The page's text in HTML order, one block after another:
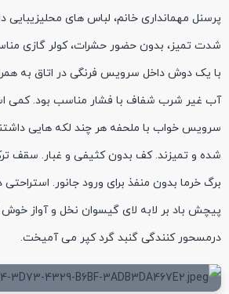
پرسنل مهمانداری خانم، لباس های
شدت تمیز، بدون حضور حشرات، کولر گازی
با یک دوش داخل سرویس فرنگی در اتاق به
آب غیر شرب شفاف با فشار مناسب بود. کمی
سرویس خواب با ملحفه هر چند لکه هایی
شده و تمیزند. کف بدون کثیفی و غبار. سقف
برگ خرما بدون منفذ برای ورود جانور.
پیچش باد بر لابه لای گیسوان نخل و آواز
درمسحور کنندگی گنبد گرد کپر می آمیخت.